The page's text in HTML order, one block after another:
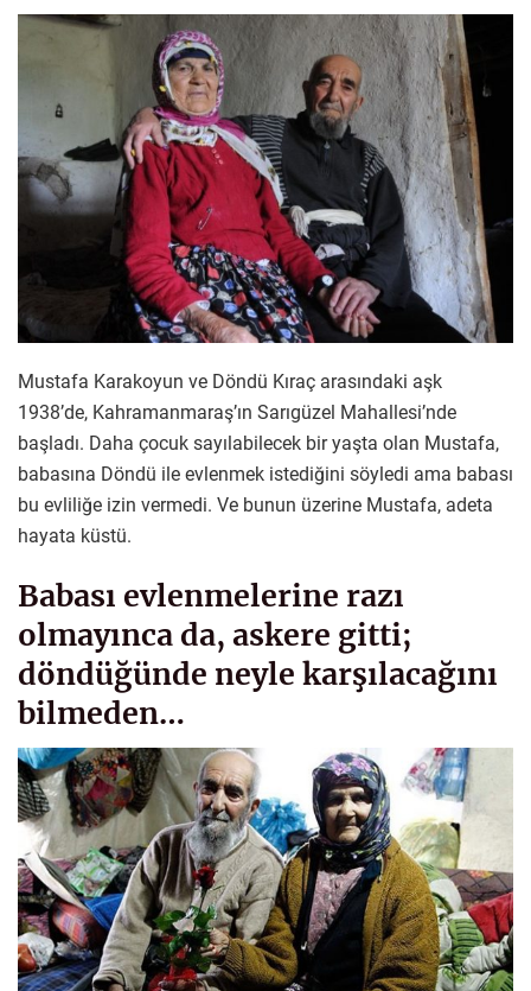
Mustafa Karakoyun ve Döndü Kıraç arasındaki aşk
1938’de, Kahramanmaraş’ın Sarıgüzel Mahallesi’nde
başladı. Daha çocuk sayılabilecek bir yaşta olan Mustafa,
babasına Döndü ile evlenmek istediğini söyledi ama babası
bu evliliğe izin vermedi. Ve bunun üzerine Mustafa, adeta
hayata küstü.
Babası evlenmelerine razı
olmayınca da, askere gitti;
döndüğünde neyle karşılacağını
bilmeden…